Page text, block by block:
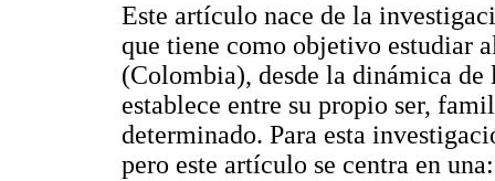
Este artículo nace de la
que tiene como objetivo estudiar
(Colombia), desde la dinámica
establece entre su propio ser,
determinado. Para esta
pero este artículo se centra en